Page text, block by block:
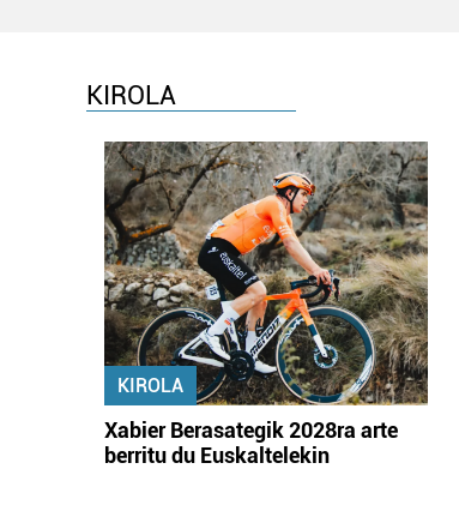
KIROLA
KIROLA
Xabier Berasategik 2028ra arte
berritu du Euskaltelekin